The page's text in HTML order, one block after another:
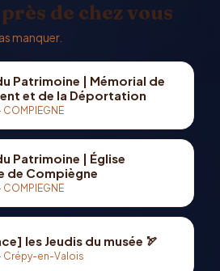
de chez vous
manquer.
Patrimoine | Mémorial de
et de la Déportation
· COMPIEGNE
Patrimoine | Église
de Compiègne
· COMPIEGNE
les Jeudis du musée 🏹
· Crépy-en-Valois